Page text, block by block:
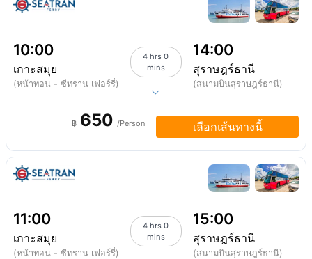
10:00
เกาะสมุย
(หน้าทอน - ซีทราน เฟอร์รี่)
4 hrs 0
mins
14:00
สุราษฎร์ธานี
(สนามบินสุราษฎร์ธานี)
฿ 650 /Person เลือกเส้นทางนี้
11:00
เกาะสมุย
(หน้าทอน - ซีทราน เฟอร์รี่)
4 hrs 0
mins
15:00
สุราษฎร์ธานี
(สนามบินสุราษฎร์ธานี)